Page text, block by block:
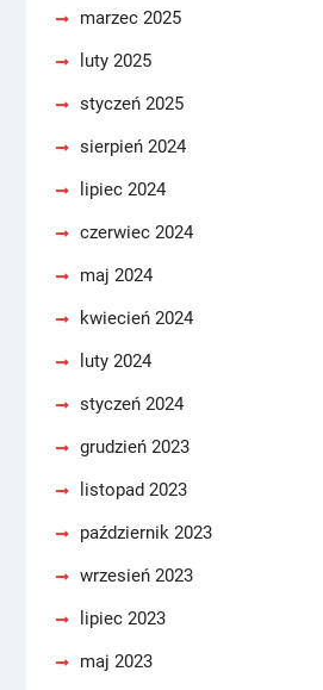
marzec 2025
luty 2025
styczeń 2025
sierpień 2024
lipiec 2024
czerwiec 2024
maj 2024
kwiecień 2024
luty 2024
styczeń 2024
grudzień 2023
listopad 2023
październik 2023
wrzesień 2023
lipiec 2023
maj 2023